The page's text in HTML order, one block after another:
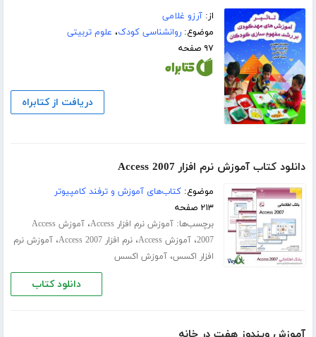
از:آرزو غلامی
موضوع:روانشناسی کودک، علوم تربیتی
۹۷ صفحه
دریافت از کتابراه
دانلود کتاب آموزش نرم افزار Access 2007
موضوع:کتاب‌های آموزش و ترفند کامپیوتر
۲۱۳ صفحه
برچسب‌ها:آموزش نرم افزار Access ،
آموزش Access
2007،آموزش Access ،نرم افزار Access 2007 ،آموزش نرم
افزار اکسس،آموزش اکسس
دانلود کتاب